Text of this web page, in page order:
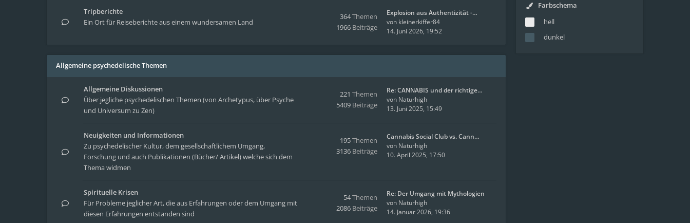
Tripberichte
Ein Ort für Reiseberichte aus einem wundersamen Land
364Themen
1966 Beiträge
Explosion aus Authentizität -…
von kleinerkiffer84
14. Juni 2026, 19:52
Allgemeine psychedelische Themen
Allgemeine Diskussionen
Über jegliche psychedelischen Themen (von Archetypus, über Psyche
und Universum zu Zen)
221 Themen
5409 Beiträge
Re: CANNABIS und der richtige…
von Naturhigh
13. Juni 2025, 15:49
Neuigkeiten und Informationen
Zu psychedelischer Kultur, dem gesellschaftlichem Umgang,
Forschung und auch Publikationen (Bücher/ Artikel) welche sich dem
Thema widmen
195Themen
3136 Beiträge
Cannabis Social Club vs. Cann…
von Naturhigh
10. April 2025, 17:50
Spirituelle Krisen
Für Probleme jeglicher Art, die aus Erfahrungen oder dem Umgang mit
diesen Erfahrungen entstanden sind
54Themen
2086 Beiträge
Re: Der Umgang mit Mythologien
von Naturhigh
14. Januar 2026, 19:36
Farbschema
hell
dunkel